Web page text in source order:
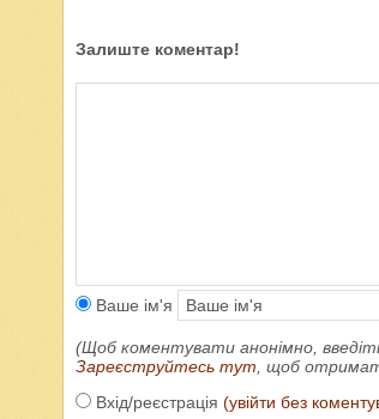
Залиште коментар!
Ваше ім'я
(Щоб коментувати анонімно,
Зареєструйтесь тут, щоб
Вхід/реєстрація (увійти без